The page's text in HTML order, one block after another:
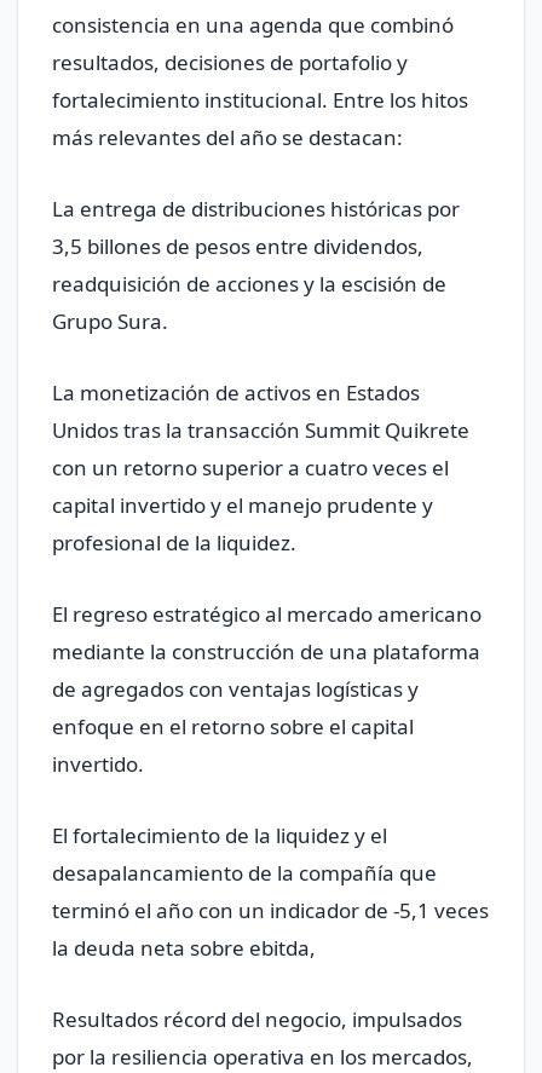
consistencia en una agenda que combinó
resultados, decisiones de portafolio y
fortalecimiento institucional. Entre los hitos
más relevantes del año se destacan:
La entrega de distribuciones históricas por
3,5 billones de pesos entre dividendos,
readquisición de acciones y la escisión de
Grupo Sura.
La monetización de activos en Estados
Unidos tras la transacción Summit Quikrete
con un retorno superior a cuatro veces el
capital invertido y el manejo prudente y
profesional de la liquidez.
El regreso estratégico al mercado americano
mediante la construcción de una plataforma
de agregados con ventajas logísticas y
enfoque en el retorno sobre el capital
invertido.
El fortalecimiento de la liquidez y el
desapalancamiento de la compañía que
terminó el año con un indicador de -5,1 veces
la deuda neta sobre ebitda,
Resultados récord del negocio, impulsados
por la resiliencia operativa en los mercados,